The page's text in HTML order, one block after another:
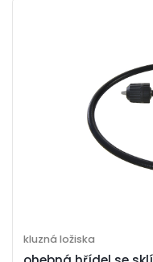
kluzná ložiska